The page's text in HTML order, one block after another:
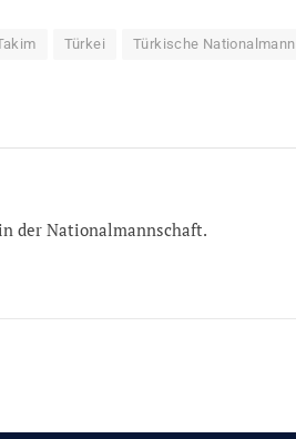
Türkei Türkische
der Nationalmannschaft.